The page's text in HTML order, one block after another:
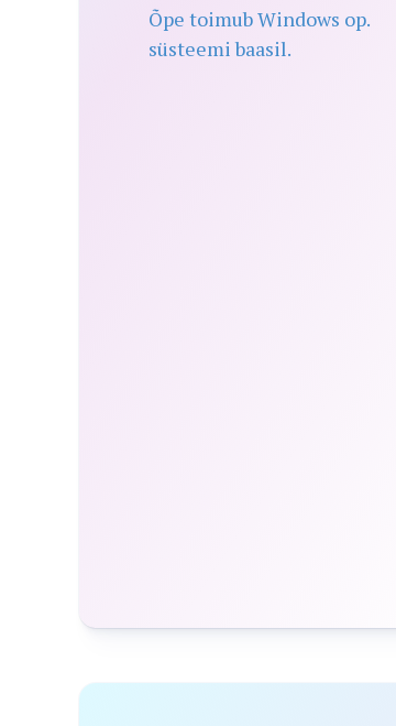
Õpe toimub Windows op.
süsteemi baasil.